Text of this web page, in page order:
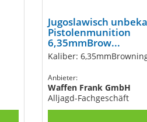
Jugoslawisch
Pistolenmunition
6,35mmBrow...
Kaliber:
Anbieter:
Waffen Frank GmbH
Alljagd-Fachgeschäft